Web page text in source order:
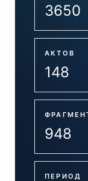
3650
АКТОВ
148
948
ПЕРИОД